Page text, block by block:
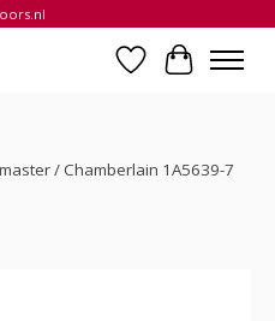
Liste dePanier
/ Chamberlain 1A5639-7